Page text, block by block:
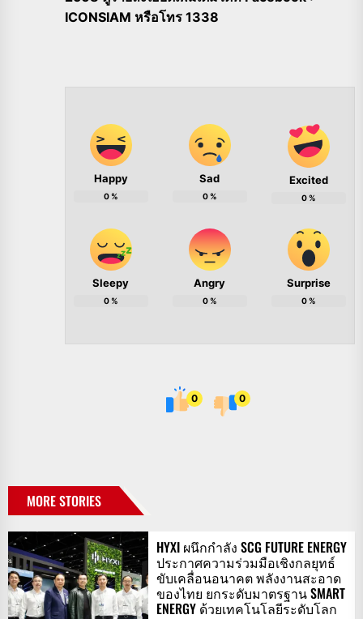
ICONSIAM หรือโทร 1338
Happy
0%
Sad
0%
Excited
0%
Sleepy
0%
Angry
0%
Surprise
0%
0 0
MORE STORIES
HYXI ผนึกกำลัง SCG FUTURE ENERGY
ประกาศความร่วมมือเชิงกลยุทธ์
ขับเคลื่อนอนาคต พลังงานสะอาด
ของไทย ยกระดับมาตรฐาน SMART
ENERGY ด้วยเทคโนโลยีระดับโลก